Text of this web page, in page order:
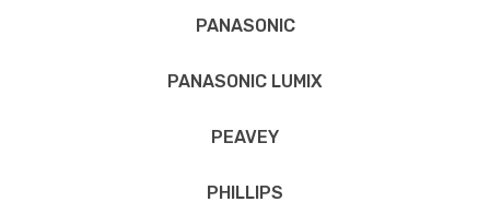
PANASONIC
PANASONIC LUMIX
PEAVEY
PHILLIPS